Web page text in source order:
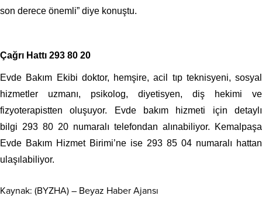
son derece önemli” diye konuştu.
Çağrı Hattı 293 80 20
Evde Bakım Ekibi doktor, hemşire, acil tıp teknisyeni, sosyal
hizmetler uzmanı, psikolog, diyetisyen, diş hekimi ve
fizyoterapistten oluşuyor. Evde bakım hizmeti için detaylı
bilgi 293 80 20 numaralı telefondan alınabiliyor. Kemalpaşa
Evde Bakım Hizmet Birimi’ne ise 293 85 04 numaralı hattan
ulaşılabiliyor.
Kaynak: (BYZHA) – Beyaz Haber Ajansı